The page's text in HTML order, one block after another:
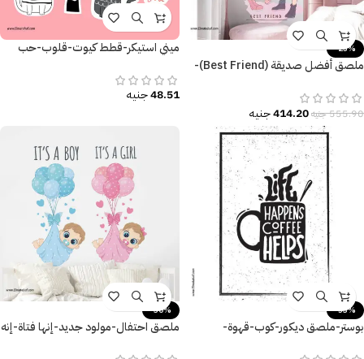
-25%
ملصق أفضل صديقة (Best Friend)-
555.90جنيه414.20جنيه
ميني استيكر-قطط كيوت-قلوب-حب
48.51جنيه
-53%
بوستر-ملصق ديكور-كوب-قهوة-
-30%
ملصق احتفال-مولود جديد-إنها فتاة-إنه